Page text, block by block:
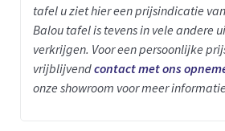
tafel u ziet hier een prijsindicatie
Balou tafel is tevens in vele andere
verkrijgen. Voor een persoonlijke
vrijblijvendcontact met ons
onze showroom voor meer